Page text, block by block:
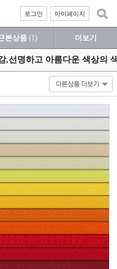
마이페이지
로그인
본상품 (1) 더보기
선명하고 아름다운 색상의